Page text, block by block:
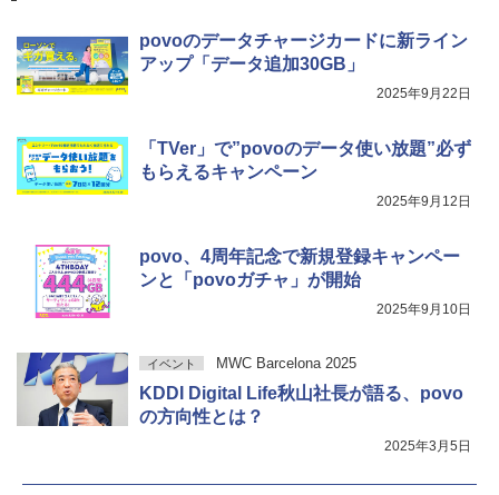
povoのデータチャージカードに新ライン
アップ「データ追加30GB」
2025年9月22日
「TVer」で”povoのデータ使い放題”必ず
もらえるキャンペーン
2025年9月12日
povo、4周年記念で新規登録キャンペー
ンと「povoガチャ」が開始
2025年9月10日
イベント MWC Barcelona 2025
KDDI Digital Life秋山社長が語る、povo
の方向性とは？
2025年3月5日